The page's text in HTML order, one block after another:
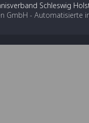
Schleswig
GmbH - Automatisierte